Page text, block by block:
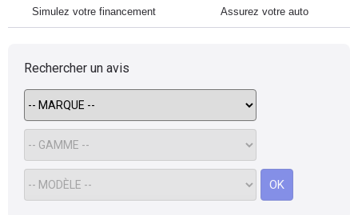
Simulez votre financement Assurez votre auto
Rechercher un avis
OK